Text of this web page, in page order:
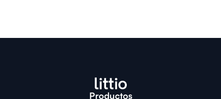
Productos